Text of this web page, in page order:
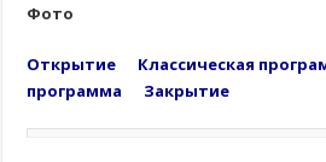
Фото
Открытие Классическая
программа
Закрытие